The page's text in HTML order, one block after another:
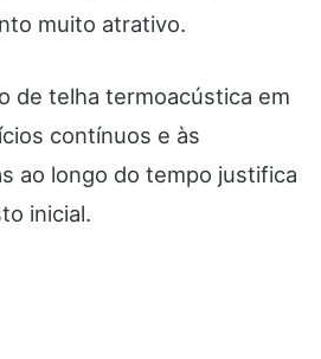
muito atrativo.
de telha termoacústica em
contínuos e às
ao longo do tempo justifica
inicial.